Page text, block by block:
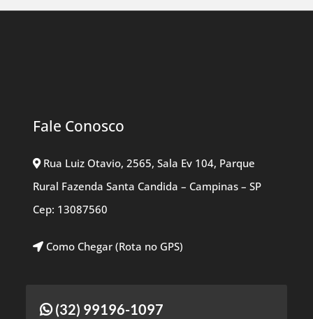
Fale Conosco
Rua Luiz Otavio, 2565, Sala Ev 104, Parque
Rural Fazenda Santa Candida – Campinas – SP
Cep: 13087560
Como Chegar (Rota no GPS)
(32) 99196-1097